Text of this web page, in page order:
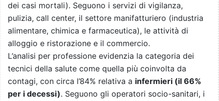
dei casi mortali). Seguono i servizi di vigilanza,
pulizia, call center, il settore manifatturiero (industria
alimentare, chimica e farmaceutica), le attività di
alloggio e ristorazione e il commercio.
L’analisi per professione evidenzia la categoria dei
tecnici della salute come quella più coinvolta da
contagi, con circa l’84% relativa a infermieri (il 66%
per i decessi). Seguono gli operatori socio-sanitari, i